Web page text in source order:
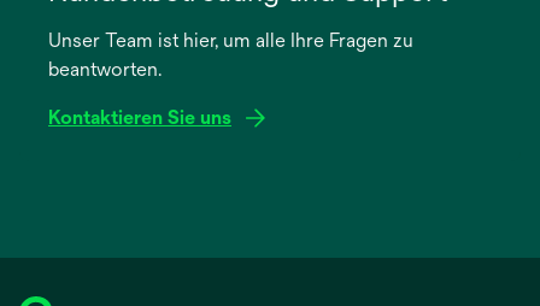
neuen
Registerkarte
Unser Team ist hier, um alle Ihre Fragen zu
beantworten.
Kontaktieren Sie uns